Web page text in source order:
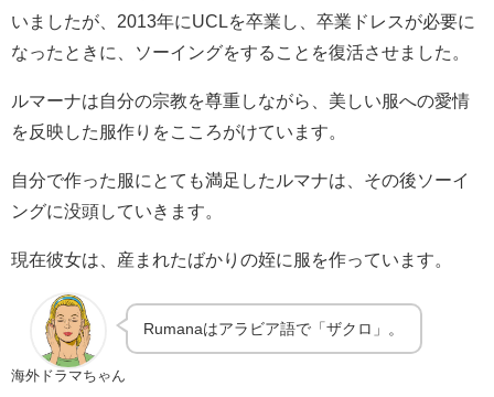
いましたが、2013年にUCLを卒業し、卒業ドレスが必要に
なったときに、ソーイングをすることを復活させました。
ルマーナは自分の宗教を尊重しながら、美しい服への愛情
を反映した服作りをこころがけています。
自分で作った服にとても満足したルマナは、その後ソーイ
ングに没頭していきます。
現在彼女は、産まれたばかりの姪に服を作っています。
海外ドラマちゃん
Rumanaはアラビア語で「ザクロ」。